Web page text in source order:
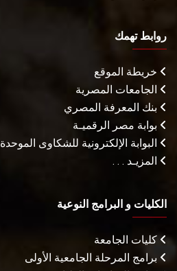
روابط تهمك
خريطة الموقع
الجامعات المصرية
بنك المعرفة المصري
بوابة مصر الرقميـة
البوابة الإلكترونية للشكاوى الموحدة
المزيـد . . .
الكليات و البرامج النوعية
كليات الجامعة
برامج المرحلة الجامعية الأولى